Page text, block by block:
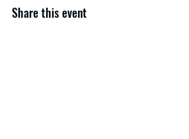
Share this event